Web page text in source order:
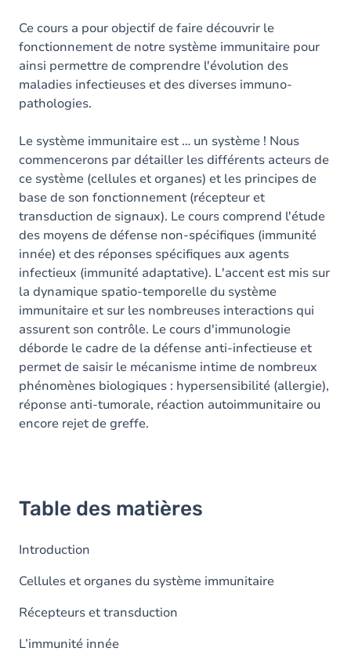
Ce cours a pour objectif de faire découvrir le
fonctionnement de notre système immunitaire pour
ainsi permettre de comprendre l'évolution des
maladies infectieuses et des diverses immuno-
pathologies.
Le système immunitaire est … un système ! Nous
commencerons par détailler les différents acteurs de
ce système (cellules et organes) et les principes de
base de son fonctionnement (récepteur et
transduction de signaux). Le cours comprend l'étude
des moyens de défense non-spécifiques (immunité
innée) et des réponses spécifiques aux agents
infectieux (immunité adaptative). L'accent est mis sur
la dynamique spatio-temporelle du système
immunitaire et sur les nombreuses interactions qui
assurent son contrôle. Le cours d'immunologie
déborde le cadre de la défense anti-infectieuse et
permet de saisir le mécanisme intime de nombreux
phénomènes biologiques : hypersensibilité (allergie),
réponse anti-tumorale, réaction autoimmunitaire ou
encore rejet de greffe.
Table des matières
Introduction
Cellules et organes du système immunitaire
Récepteurs et transduction
L’immunité innée